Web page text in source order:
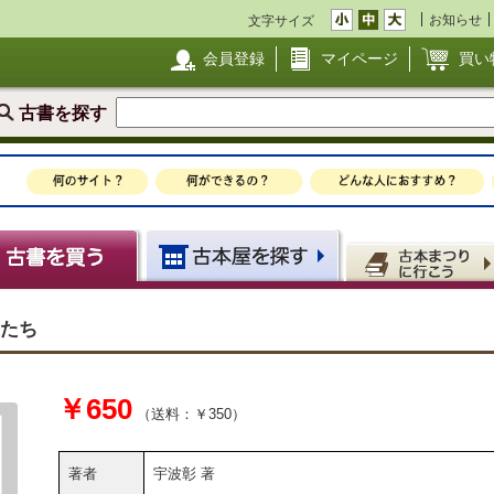
文字サイズ お知らせ
会員登録 マイページ 買い
古書を探す
ち
￥650 （送料：￥350）
著者 宇波彰 著